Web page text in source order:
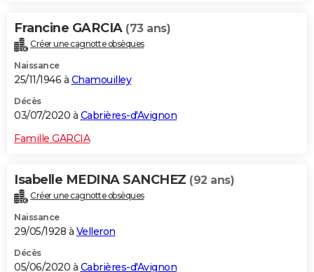
Francine GARCIA (73 ans)
Créer une cagnotte obsèques
Naissance
25/11/1946 à Chamouilley
Décès
03/07/2020 à Cabrières-d'Avignon
Famille GARCIA
Isabelle MEDINA SANCHEZ (92 ans)
Créer une cagnotte obsèques
Naissance
29/05/1928 à Velleron
Décès
05/06/2020 à Cabrières-d'Avignon